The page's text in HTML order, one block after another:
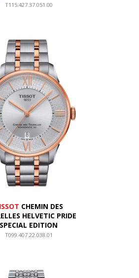
T115.427.37.051.00
CHEMIN DES
HELVETIC PRIDE
SPECIAL EDITION
T099.407.22.038.01